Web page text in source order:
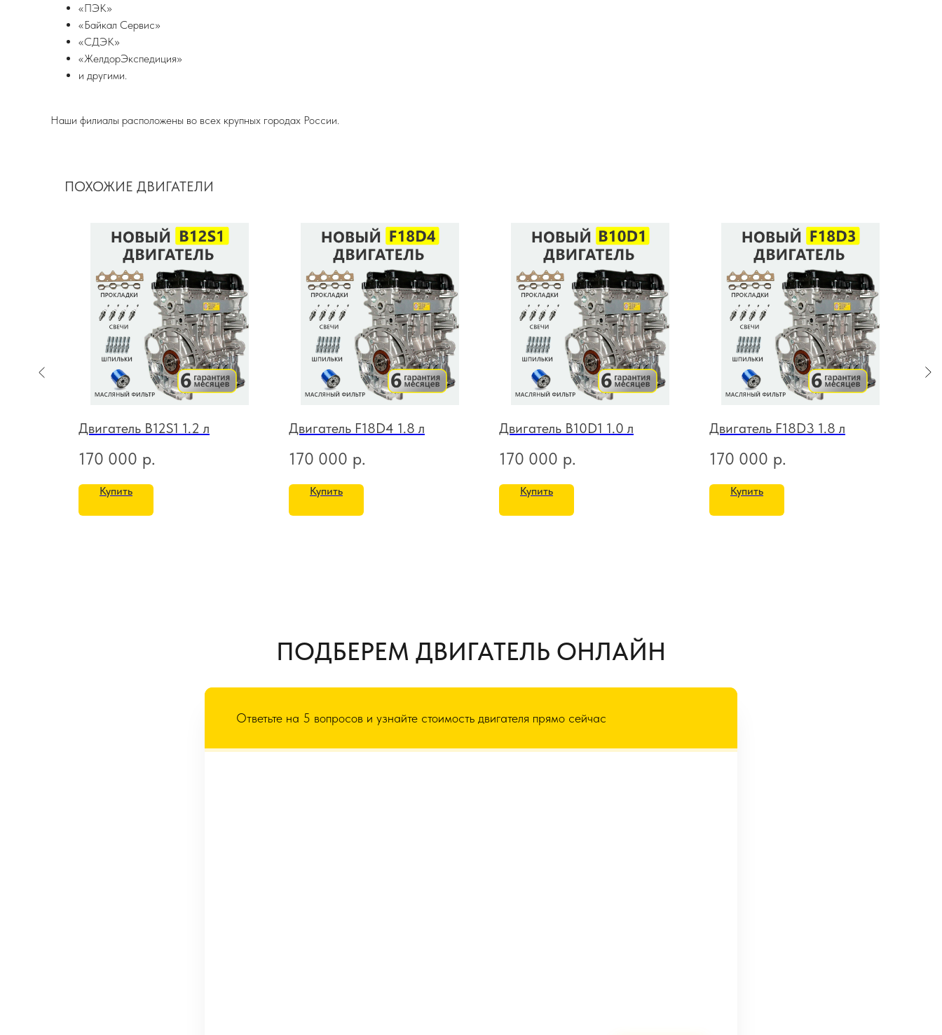
«ПЭК»
«Байкал Сервис»
«СДЭК»
«ЖелдорЭкспедиция»
и другими.
Наши филиалы расположены во всех крупных городах России.
ПОХОЖИЕ ДВИГАТЕЛИ
Двигатель B12S1 1.2 л
170 000 р.
Купить
Двигатель F18D4 1.8 л
170 000 р.
Купить
Двигатель B10D1 1.0 л
170 000 р.
Купить
Двигатель F18D3 1.8 л
170 000 р.
Купить
ПОДБЕРЕМ ДВИГАТЕЛЬ ОНЛАЙН
Ответьте на 5 вопросов и узнайте стоимость двигателя прямо сейчас